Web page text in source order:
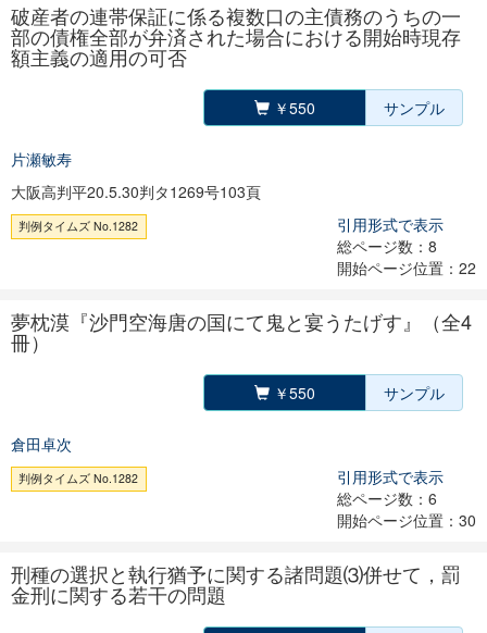
破産者の連帯保証に係る複数口の主債務のうちの一
部の債権全部が弁済された場合における開始時現存
額主義の適用の可否
￥550 サンプル
片瀬敏寿
大阪高判平20.5.30判タ1269号103頁
判例タイムズ No.1282
引用形式で表示
総ページ数：8
開始ページ位置：22
夢枕漠『沙門空海唐の国にて鬼と宴うたげす』（全4
冊）
￥550 サンプル
倉田卓次
判例タイムズ No.1282
引用形式で表示
総ページ数：6
開始ページ位置：30
刑種の選択と執行猶予に関する諸問題⑶併せて，罰
金刑に関する若干の問題